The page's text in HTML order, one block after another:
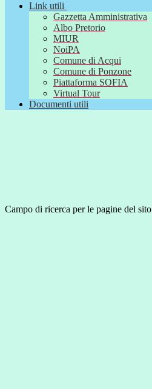
Link utili
Gazzetta Amministrativa
Albo Pretorio
MIUR
NoiPA
Comune di Acqui
Comune di Ponzone
Piattaforma SOFIA
Virtual Tour
Documenti utili
Campo di ricerca per le pagine del sito